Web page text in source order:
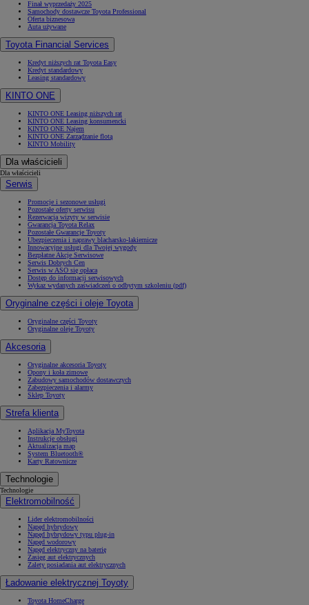
Finał wyprzedaży 2025
Samochody dostawcze Toyota Professional
Oferta biznesowa
Auta używane
Toyota Financial Services
Kredyt niższych rat Toyota Easy
Kredyt standardowy
Leasing standardowy
KINTO ONE
KINTO ONE Leasing niższych rat
KINTO ONE Leasing konsumencki
KINTO ONE Najem
KINTO ONE Zarządzanie flotą
KINTO Mobility
Dla właścicieli
Dla właścicieli
Serwis
Promocje i sezonowe usługi
Pozostałe oferty serwisu
Rezerwacja wizyty w serwisie
Gwarancja Toyota Relax
Pozostałe Gwarancje Toyoty
Ubezpieczenia i naprawy blacharsko-lakiernicze
Innowacyjne usługi dla Twojej wygody
Bezpłatne Akcje Serwisowe
Serwis Dobrych Cen
Serwis w ASO się opłaca
Dostęp do informacji serwisowych
Wykaz wydanych zaświadczeń o odbytym szkoleniu (pdf)
Oryginalne części i oleje Toyota
Oryginalne części Toyoty
Oryginalne oleje Toyoty
Akcesoria
Oryginalne akcesoria Toyoty
Opony i koła zimowe
Zabudowy samochodów dostawczych
Zabezpieczenia i alarmy
Sklep Toyoty
Strefa klienta
Aplikacja MyToyota
Instrukcje obsługi
Aktualizacja map
System Bluetooth®
Karty Ratownicze
Technologie
Technologie
Elektromobilność
Lider elektromobilności
Napęd hybrydowy
Napęd hybrydowy typu plug-in
Napęd wodorowy
Napęd elektryczny na baterię
Zasięg aut elektrycznych
Zalety posiadania aut elektrycznych
Ładowanie elektrycznej Toyoty
Toyota HomeCharge